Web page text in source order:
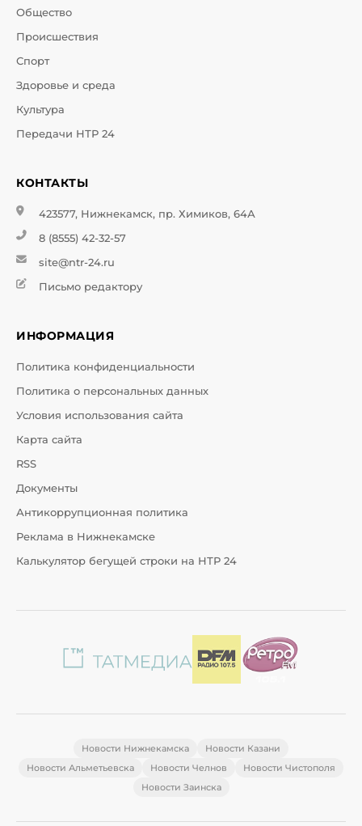
Общество
Происшествия
Спорт
Здоровье и среда
Культура
Передачи НТР 24
КОНТАКТЫ
423577, Нижнекамск, пр. Химиков, 64А
8 (8555) 42-32-57
site@ntr-24.ru
Письмо редактору
ИНФОРМАЦИЯ
Политика конфиденциальности
Политика о персональных данных
Условия использования сайта
Карта сайта
RSS
Документы
Антикоррупционная политика
Реклама в Нижнекамске
Калькулятор бегущей строки на НТР 24
Новости Нижнекамска
Новости Казани
Новости Альметьевска
Новости Челнов
Новости Чистополя
Новости Заинска